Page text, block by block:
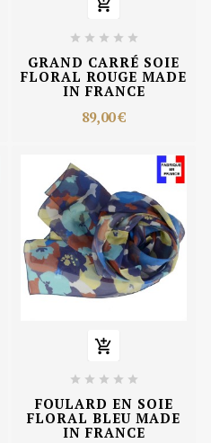

    
GRAND CARRÉ SOIE
FLORAL ROUGE MADE
IN FRANCE
89,00 €

    
FOULARD EN SOIE
FLORAL BLEU MADE
IN FRANCE